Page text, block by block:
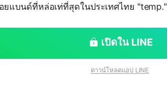
ยแบนด์ที่หล่อเท่ที่สุดในประเทศไทย "temp."
เปิดใน LINE
ดาวน์โหลดแอป LINE